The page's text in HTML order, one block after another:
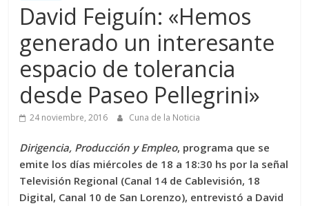
David Feiguín: «Hemos
generado un interesante
espacio de tolerancia
desde Paseo Pellegrini»
24 noviembre, 2016 Cuna de la Noticia
Dirigencia, Producción y Empleo, programa que se
emite los días miércoles de 18 a 18:30 hs por la señal
Televisión Regional (Canal 14 de Cablevisión, 18
Digital, Canal 10 de San Lorenzo), entrevistó a David